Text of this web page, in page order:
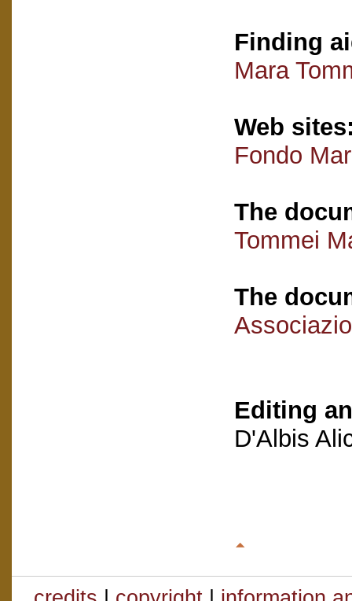
Finding
Mara
Web
Fondo
The
Tommei
The
Editing
D'Albis